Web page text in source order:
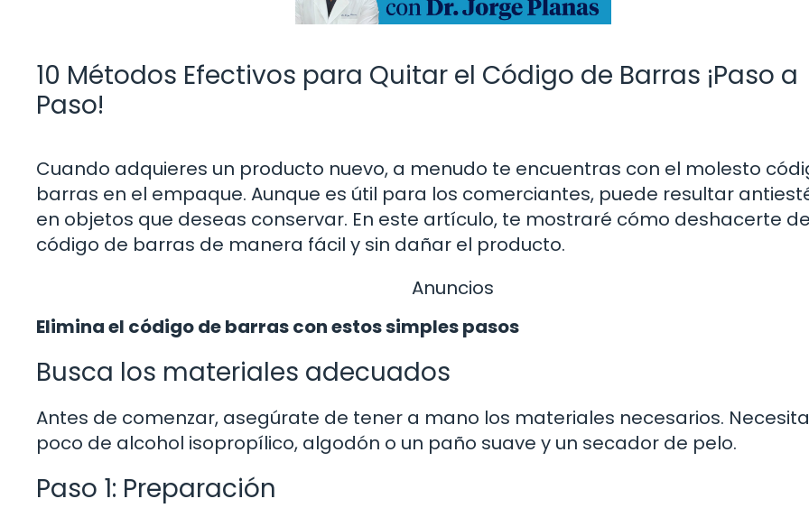
10 Métodos Efectivos para Quitar el Código de Barras ¡Paso a
Paso!
Cuando adquieres un producto nuevo, a menudo te encuentras con el molesto
barras en el empaque. Aunque es útil para los comerciantes, puede resultar
en objetos que deseas conservar. En este artículo, te mostraré cómo deshacerte
código de barras de manera fácil y sin dañar el producto.
Anuncios
Elimina el código de barras con estos simples pasos
Busca los materiales adecuados
Antes de comenzar, asegúrate de tener a mano los materiales necesarios.
poco de alcohol isopropílico, algodón o un paño suave y un secador de pelo.
Paso 1: Preparación